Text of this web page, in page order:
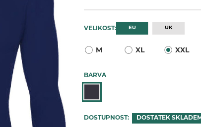
VELIKOST: EU UK
M XL XXL
BARVA
DOSTUPNOST: DOSTATEK SKLADEM